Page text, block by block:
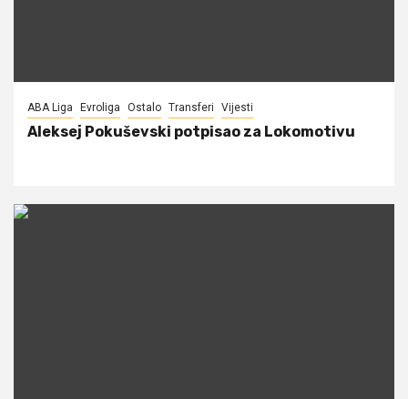
ABA Liga Evroliga Ostalo Transferi Vijesti
Aleksej Pokuševski potpisao za Lokomotivu